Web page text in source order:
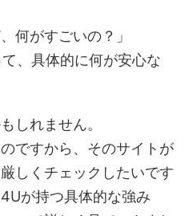
何がすごいの？」
、具体的に何が安心な
しれません。
ですから、そのサイトが
しくチェックしたいです
が持つ具体的な強み